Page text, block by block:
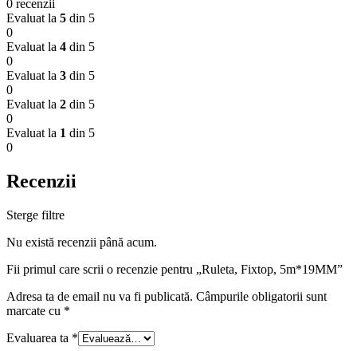
0 recenzii
Evaluat la 5 din 5
0
Evaluat la 4 din 5
0
Evaluat la 3 din 5
0
Evaluat la 2 din 5
0
Evaluat la 1 din 5
0
Recenzii
Sterge filtre
Nu există recenzii până acum.
Fii primul care scrii o recenzie pentru „Ruleta, Fixtop, 5m*19MM”
Adresa ta de email nu va fi publicată. Câmpurile obligatorii sunt
marcate cu *
Evaluarea ta *